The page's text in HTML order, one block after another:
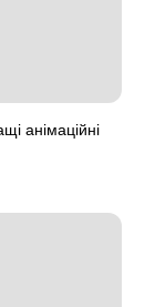
анімаційні